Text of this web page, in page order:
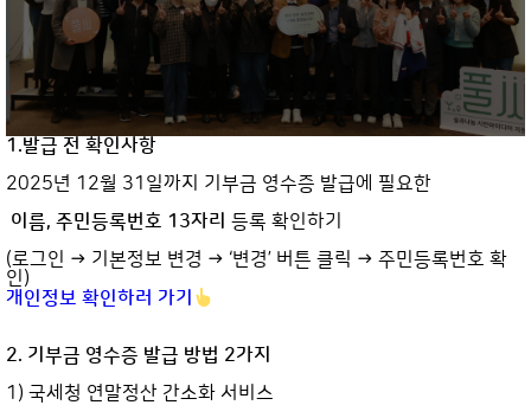
1.발급 전 확인사항
2025년 12월 31일까지 기부금 영수증 발급에 필요한
이름, 주민등록번호 13자리 등록 확인하기
(로그인 → 기본정보 변경 → ‘변경’ 버튼 클릭 → 주민등록번호 확
인)
개인정보 확인하러 가기
2. 기부금 영수증 발급 방법 2가지
1) 국세청 연말정산 간소화 서비스